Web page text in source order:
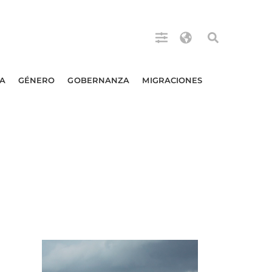
GÉNERO GOBERNANZA MIGRACIONES